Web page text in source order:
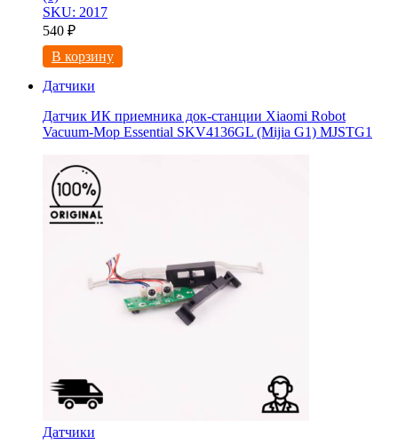
SKU: 2017
540 ₽
В корзину
Датчики
Датчик ИК приемника док-станции Xiaomi Robot
Vacuum-Mop Essential SKV4136GL (Mijia G1) MJSTG1
Датчики